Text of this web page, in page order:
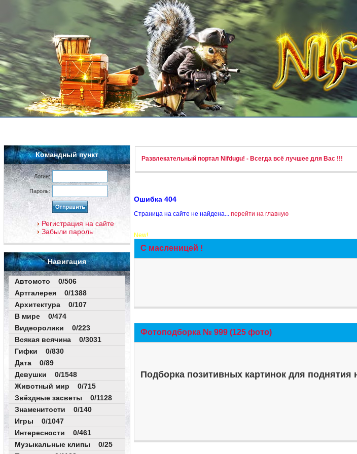
Командный пункт
Логин:
Пароль:
Регистрация на сайте
Забыли пароль
Навигация
Автомото 0/506
Артгалерея 0/1388
Архитектура 0/107
В мире 0/474
Видеоролики 0/223
Всякая всячина 0/3031
Гифки 0/830
Дата 0/89
Девушки 0/1548
Животный мир 0/715
Звёздные засветы 0/1128
Знаменитости 0/140
Игры 0/1047
Интересности 0/461
Музыкальные клипы 0/25
Развлекательный портал Nifdugu! - Всегда всё лучшее для Вас !!!
Ошибка 404
Страница на сайте не найдена... перейти на главную
New!
С масленицей !
Фотоподборка № 999 (125 фото)
Подборка позитивных картинок для поднятия